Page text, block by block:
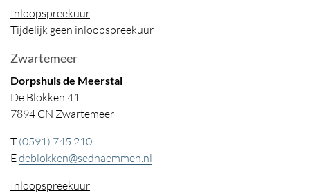
Inloopspreekuur
Tijdelijk geen inloopspreekuur
Zwartemeer
Dorpshuis de Meerstal
De Blokken 41
7894 CN Zwartemeer
T (0591) 745 210
Edeblokken@sednaemmen.nl
Inloopspreekuur